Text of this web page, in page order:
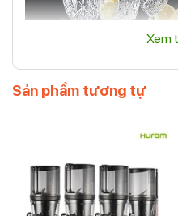
Đặc điểm nổi bật của sản
Mỗi Ly Nachtmann 101966
Xem
Sản phẩm tương tự